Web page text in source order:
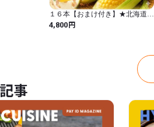
１６本【おまけ付き】★北海道産
直送・高野農場ひと口感動！ジュ
ーシーな採れたてとうもろこし
4,800円
事